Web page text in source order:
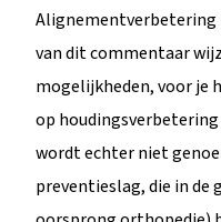
Alignementverbetering
van dit commentaar
mogelijkheden, voor je
op
wordt echter niet
preventieslag, die in de